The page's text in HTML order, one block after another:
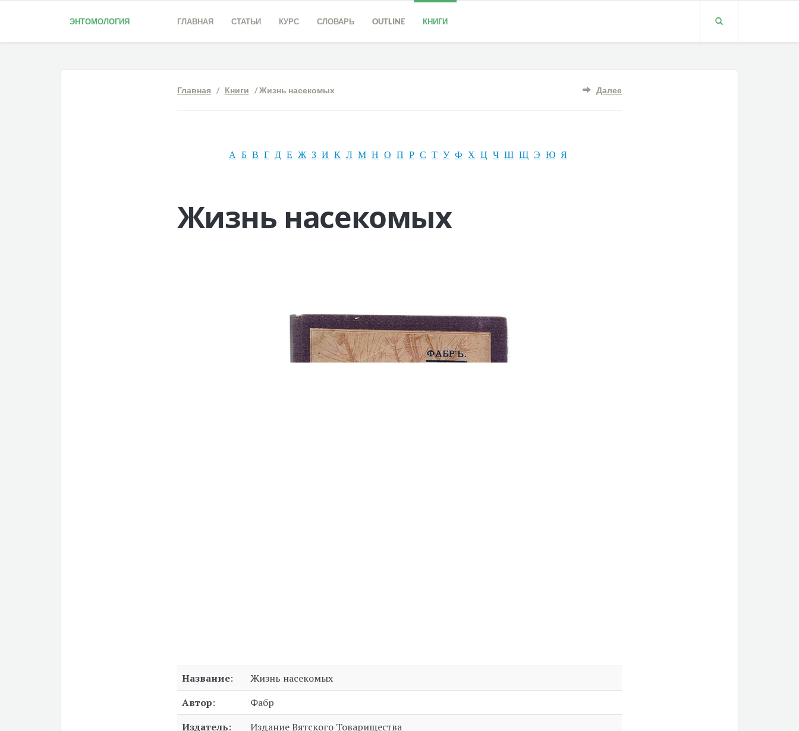
ЭНТОМОЛОГИЯ ГЛАВНАЯ СТАТЬИ КУРС СЛОВАРЬ OUTLINE КНИГИ
Главная / Книги / Жизнь насекомых Далее
А Б В Г Д Е Ж З И К Л М Н О П Р С Т У Ф Х Ц Ч Ш Щ Э Ю Я
Жизнь насекомых
Название:
Жизнь насекомых
Автор:
Фабр
Издатель:
Издание Вятского Товарищества